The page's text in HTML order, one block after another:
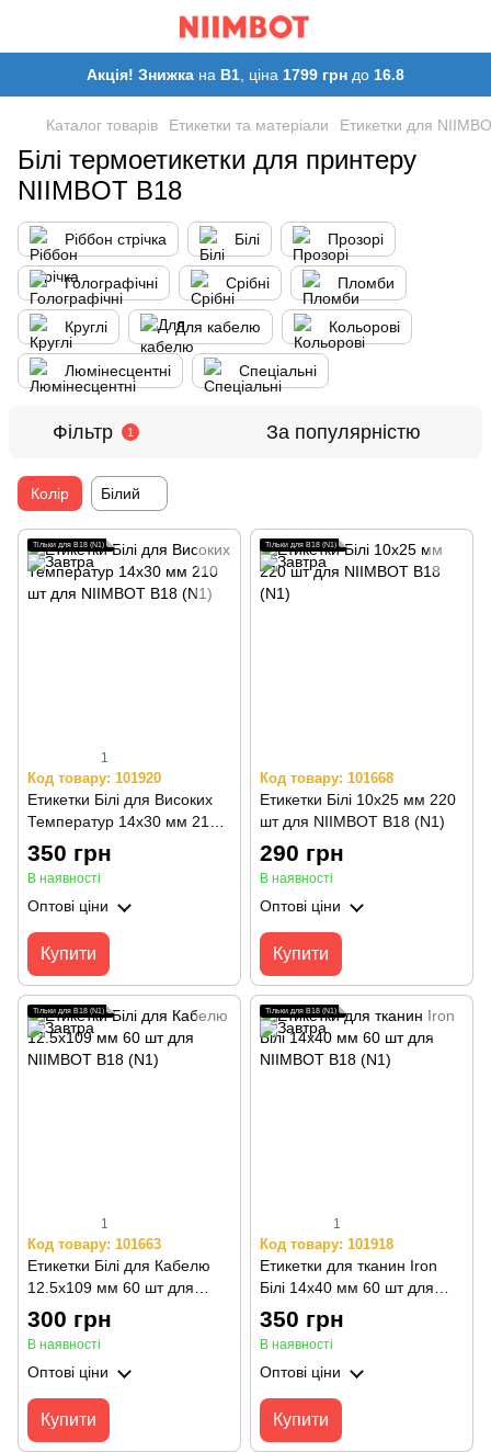
Акція! Знижка на B1 , ціна 1799 грн до 16.8
Каталог товарів Етикетки та матеріали Етикетки для
Білі термоетикетки для принтеру
NIIMBOT B18
Ріббон стрічка Білі Прозорі
Голографічні Срібні Пломби
Круглі Для кабелю Кольорові
Люмінесцентні Спеціальні
Фільтр 1 За популярністю
Колір Білий
Тільки для B18 (N1)
1
Код товару: 101920
Етикетки Білі для Високих
Температур 14х30 мм 210
шт для NIIMBOT B18 (N1)
350 грн
В наявності
Оптові ціни
Купити
Тільки для B18 (N1)
Код товару: 101668
Етикетки Білі 10х25 мм 220
шт для NIIMBOT B18 (N1)
290 грн
В наявності
Оптові ціни
Купити
Тільки для B18 (N1)
1
Код товару: 101663
Етикетки Білі для Кабелю
12.5х109 мм 60 шт для
NIIMBOT B18 (N1)
300 грн
В наявності
Оптові ціни
Купити
Тільки для B18 (N1)
1
Код товару: 101918
Етикетки для тканин Iron
Білі 14х40 мм 60 шт для
NIIMBOT B18 (N1)
350 грн
В наявності
Оптові ціни
Купити